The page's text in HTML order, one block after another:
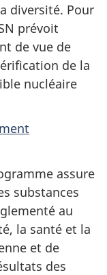
diversité. Pour
prévoit
de vue de
de la
nucléaire
assure
substances
au
la santé et la
et de
des